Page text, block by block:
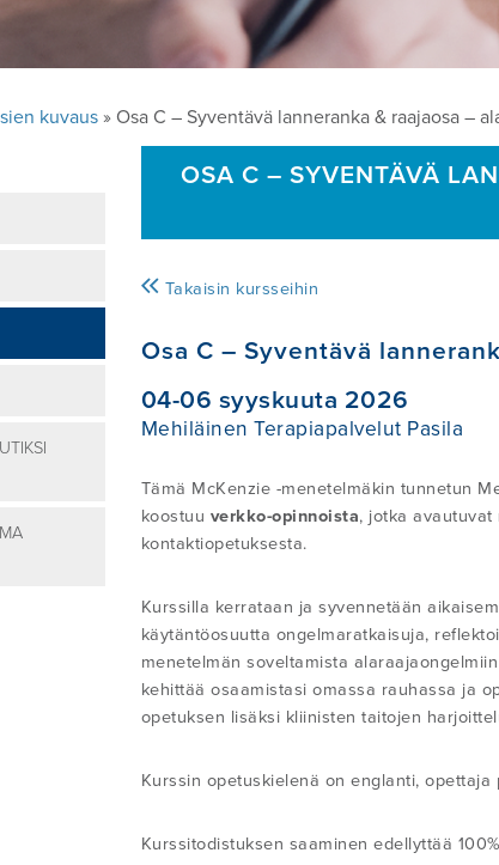
kuvaus» Osa C – Syventävä lanneranka & raajaosa –
OSA C – SYVENTÄVÄ
Takaisin kursseihin
Osa C – Syventävä
04-06 syyskuuta 2026
Mehiläinen Terapiapalvelut Pasila
Tämä McKenzie -menetelmäkin tunnetun
koostuu verkko-opinnoista, jotka avautuvat
kontaktiopetuksesta.
Kurssilla kerrataan ja syvennetään
käytäntöosuutta ongelmaratkaisuja,
menetelmän soveltamista
kehittää osaamistasi omassa rauhassa ja
opetuksen lisäksi kliinisten taitojen
Kurssin opetuskielenä on englanti, opettaja
Kurssitodistuksen saaminen edellyttää